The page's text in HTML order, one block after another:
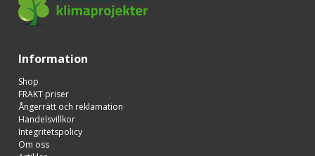
Information
Shop
FRAKT priser
Ångerrätt och reklamation
Handelsvillkor
Integritetspolicy
Om oss